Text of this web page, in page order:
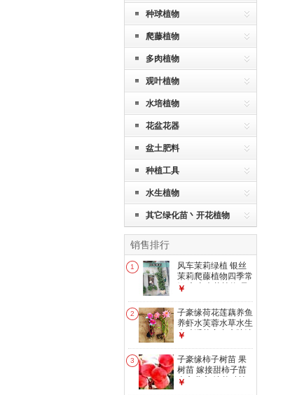
种球植物
爬藤植物
多肉植物
观叶植物
水培植物
花盆花器
盆土肥料
种植工具
水生植物
其它绿化苗丶开花植物
销售排行
1
风车茉莉绿植 银丝
茉莉爬藤植物四季常
绿 爬山虎草植物 风
不含盆
￥
2
子豪缘荷花莲藕养鱼
养虾水芙蓉水草水生
大叶浮萍室内庭院池
莲根块2个
￥
3
子豪缘柿子树苗 果
树苗 嫁接甜柿子苗
南方北方 地栽种植
￥